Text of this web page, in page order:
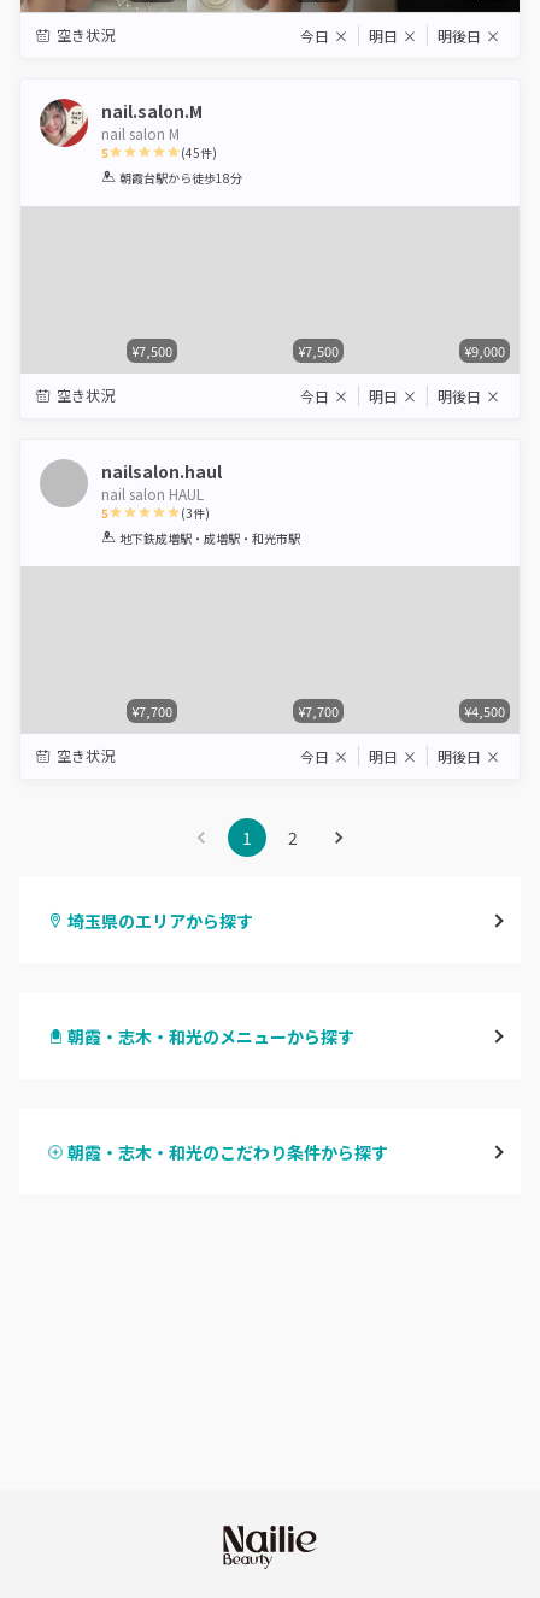
空き状況 今日 × 明日 × 明後日 ×
nail.salon.M
nail salon M
5
1 2 3 4 5
(45件)
朝霞台駅から徒歩18分
¥7,500 ¥7,500 ¥9,000
空き状況 今日 × 明日 × 明後日 ×
nailsalon.haul
nail salon HAUL
5
1 2 3 4 5
(3件)
地下鉄成増駅・成増駅・和光市駅
¥7,700 ¥7,700 ¥4,500
空き状況 今日 × 明日 × 明後日 ×
1 2
埼玉県のエリアから探す
与野
ふじみ野・鶴瀬・上福岡
朝霞・志木・和光のメニューから探す
ハンドスカルプ
朝霞・志木・和光のこだわり条件から探す